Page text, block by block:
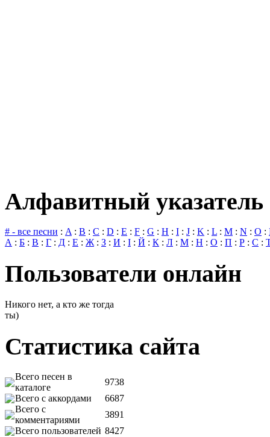
Алфавитный указатель
# - все песни : A: B : C : D : E : F : G : H : I : J : K : L : M : N : O :
А : Б : В : Г : Д : Е : Ж: З : И : І : Й : К : Л : М : Н : О : П : Р : С :
Пользователи онлайн
Никого нет, а кто же тогда
ты)
Статистика сайта
Всего песен в
каталоге
9738
Всего с аккордами
6687
Всего с
комментариями
3891
Всего пользователей 8427